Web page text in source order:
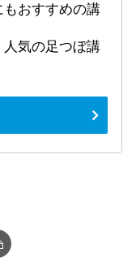
おすすめの講
気の足つぼ講